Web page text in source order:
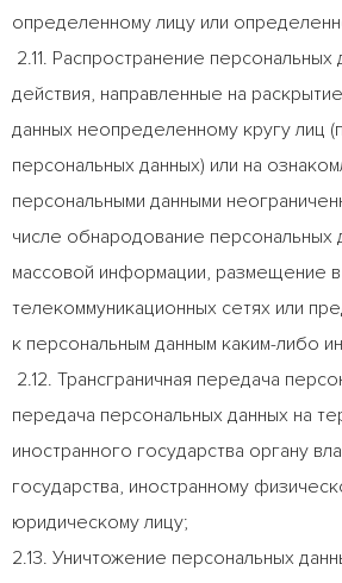
определенному лицу или
2.11. Распространение
действия, направленные на
данных неопределенному кругу лиц
персональных данных) или на
персональными данными
числе обнародование персональных
массовой информации, размещение
телекоммуникационных сетях или
к персональным данным каким-либо
2.12. Трансграничная передача
передача персональных данных на
иностранного государства органу
государства, иностранному
юридическому лицу;
2.13. Уничтожение персональных